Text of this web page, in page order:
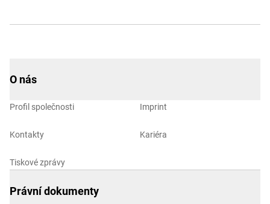
O nás
Profil společnosti
Kontakty
Tiskové zprávy
Imprint
Kariéra
Právní dokumenty